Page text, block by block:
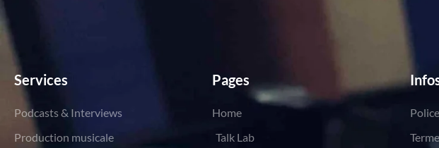
Services
Podcasts & Interviews
Production musicale
Pages
Home
Talk Lab